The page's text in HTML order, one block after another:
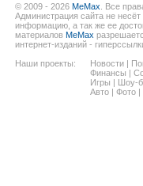
© 2009 - 2026 MeMax . Все
Администрация сайта не
информацию, а так же ее
материалов MeMax
интернет-изданий -
Наши проекты:
Новости |
Финансы |
Игры | Шоу-
Авто | Фото |